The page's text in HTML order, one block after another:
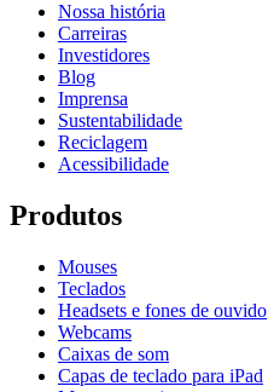
Nossa história
Carreiras
Investidores
Blog
Imprensa
Sustentabilidade
Reciclagem
Acessibilidade
Produtos
Mouses
Teclados
Headsets e fones de ouvido
Webcams
Caixas de som
Capas de teclado para iPad